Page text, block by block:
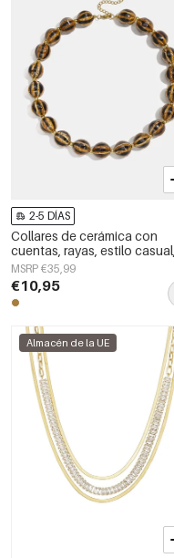
2-5 DÍAS
Collares de cerámica con
cuentas, rayas, estilo casual,
sencillos, para mujer.
MSRP €35,99
€10,95
Almacén de la UE